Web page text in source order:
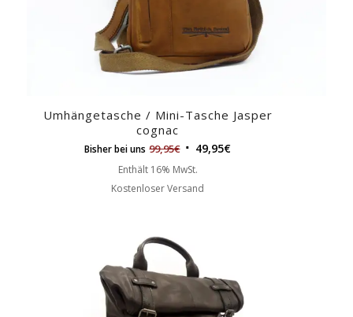
Umhängetasche / Mini-Tasche Jasper
cognac
Bisher bei uns 99,95€ 49,95€
Enthält 16% MwSt.
Kostenloser Versand